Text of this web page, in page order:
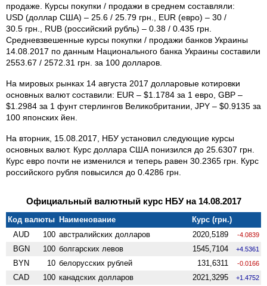
продаже. Курсы покупки / продажи в среднем составляли:
USD (доллар США) – 25.6 / 25.79 грн., EUR (евро) – 30 /
30.5 грн., RUB (российский рубль) – 0.38 / 0.435 грн.
Средневзвешенные курсы покупки / продажи банков Украины
14.08.2017 по данным Национального банка Украины составили
2553.67 / 2572.31 грн. за 100 долларов.
На мировых рынках 14 августа 2017 долларовые котировки
основных валют составили: EUR – $1.1784 за 1 евро, GBP –
$1.2984 за 1 фунт стерлингов Великобритании, JPY – $0.9135 за
100 японских йен.
На вторник, 15.08.2017, НБУ установил следующие курсы
основных валют. Курс доллара США понизился до 25.6307 грн.
Курс евро почти не изменился и теперь равен 30.2365 грн. Курс
российского рубля повысился до 0.4286 грн.
Официальный валютный курс НБУ на 14.08.2017
Код валюты Наименование
Курс (грн.)
AUD
100 австралийских долларов 2020,5189 -4.0839
BGN 100 болгарских левов 1545,7104 +4.5361
BYN 10 белорусских рублей 131,6311 -0.0166
CAD 100 канадских долларов 2021,3295 +1.4752